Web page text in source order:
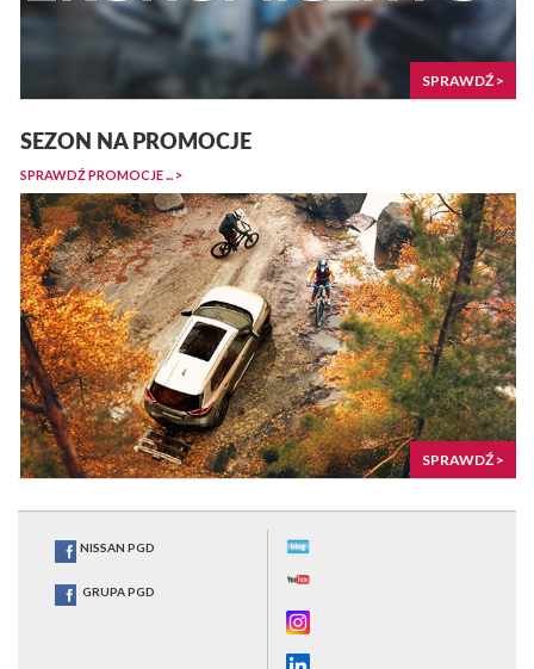
SPRAWDŹ >
SEZON NA PROMOCJE
SPRAWDŹ PROMOCJE ... >
SPRAWDŹ >
NISSAN PGD
GRUPA PGD